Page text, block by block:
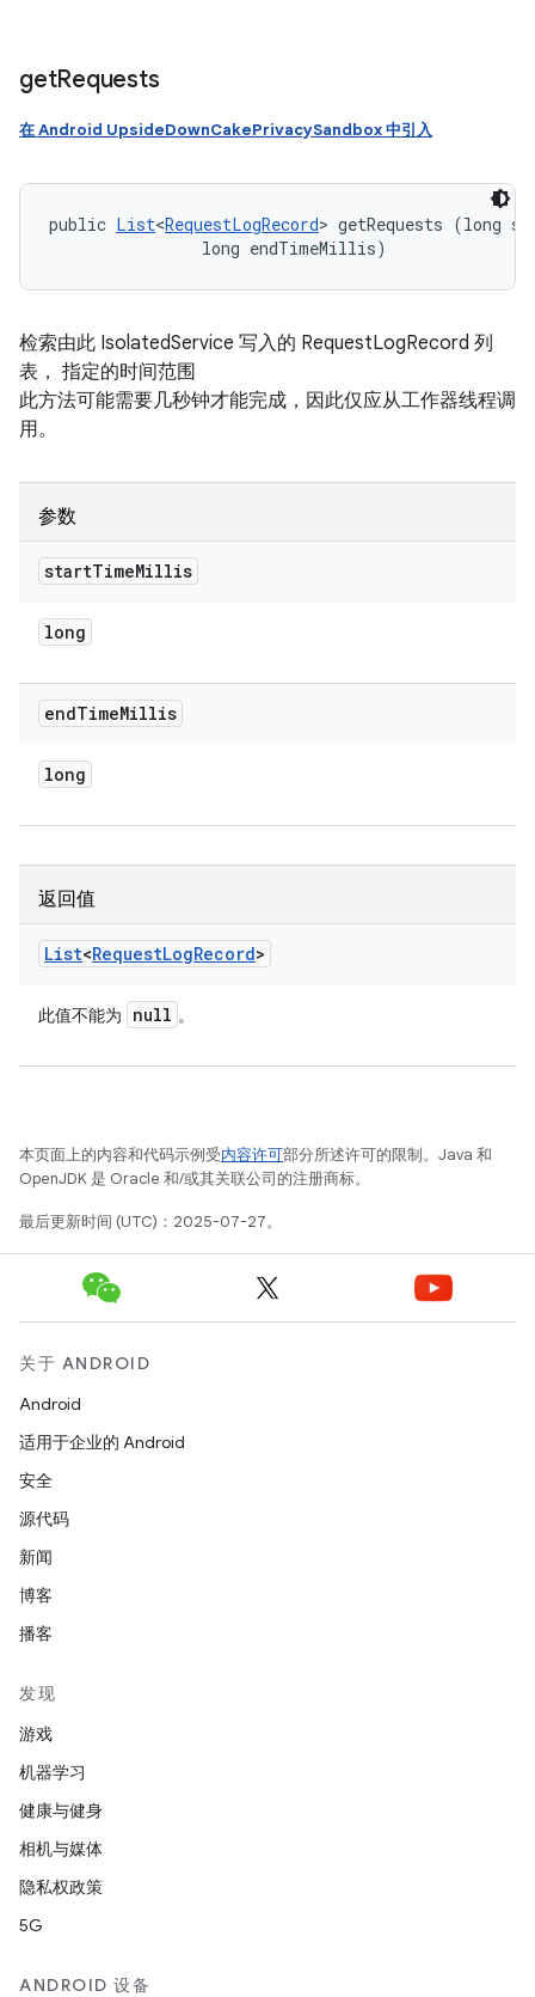
getRequests
在 Android UpsideDownCakePrivacySandbox 中引入
public List<RequestLogRecord> getRequests (long
                long endTimeMillis)
检索由此 IsolatedService 写入的 RequestLogRecord 列
表， 指定的时间范围
此方法可能需要几秒钟才能完成，因此仅应从工作器线程调
用。
参数
startTimeMillis
long
endTimeMillis
long
返回值
List<RequestLogRecord>
此值不能为 null 。
本页面上的内容和代码示例受内容许可部分所述许可的限制。Java 和
OpenJDK 是 Oracle 和/或其关联公司的注册商标。
最后更新时间 (UTC)：2025-07-27。
关于 ANDROID
Android
适用于企业的 Android
安全
源代码
新闻
博客
播客
发现
游戏
机器学习
健康与健身
相机与媒体
隐私权政策
5G
ANDROID 设备